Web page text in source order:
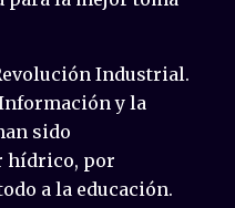
Industrial.
y la
sido
hídrico, por
a la educación.